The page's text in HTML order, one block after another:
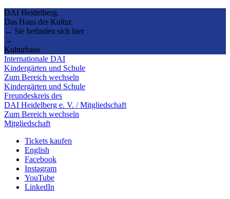
DAI Heidelberg.
Das Haus der Kultur.
→ Sie befinden sich hier
→
Kulturhaus
Internationale DAI
Kindergärten und Schule
Zum Bereich wechseln
Kindergärten und Schule
Freundeskreis des
DAI Heidelberg e. V. / Mitgliedschaft
Zum Bereich wechseln
Mitgliedschaft
Tickets kaufen
English
Facebook
Instagram
YouTube
LinkedIn